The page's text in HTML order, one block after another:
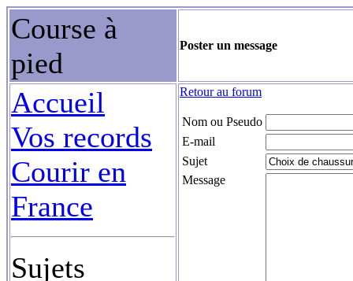
Course à
pied
Poster un message
Accueil
Vos records
Courir en
France
Sujets
Retour au forum
Nom ou Pseudo
E-mail
Sujet
Message